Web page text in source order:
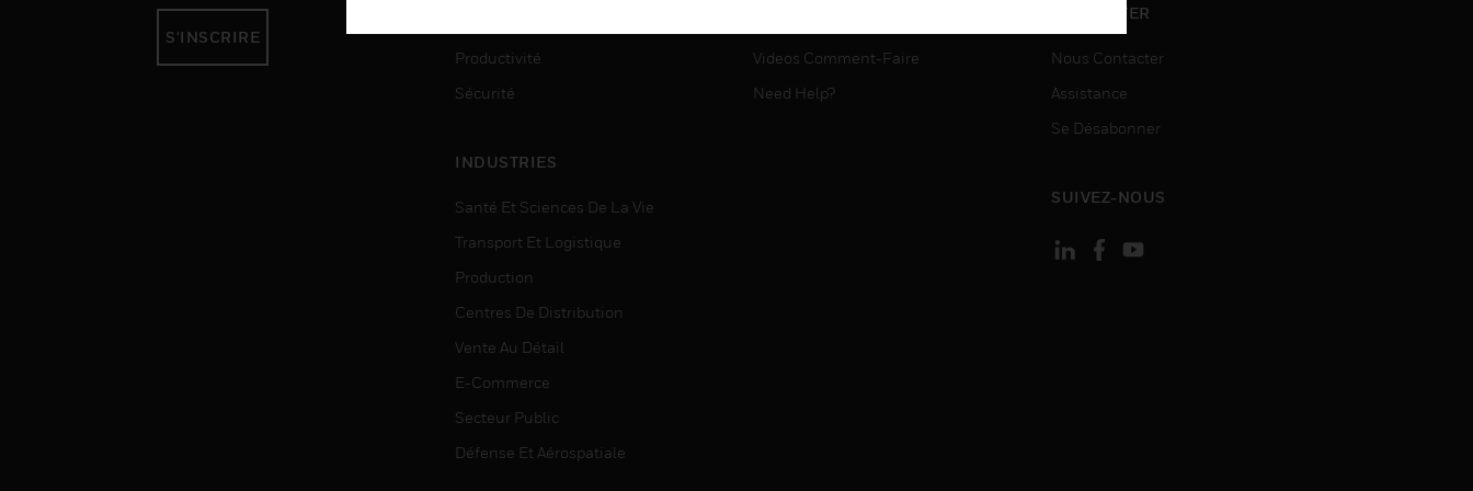
S'INSCRIRE
Productivité
Sécurité
INDUSTRIES
Santé Et Sciences De La Vie
Transport Et Logistique
Production
Centres De Distribution
Vente Au Détail
E-Commerce
Secteur Public
Défense Et Aérospatiale
Videos Comment-Faire
Need Help?
CONTACTER
Nous Contacter
Assistance
Se Désabonner
SUIVEZ-NOUS